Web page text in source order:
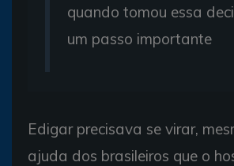
quando tomou essa
um passo importante
Edigar precisava se virar,
ajuda dos brasileiros que o